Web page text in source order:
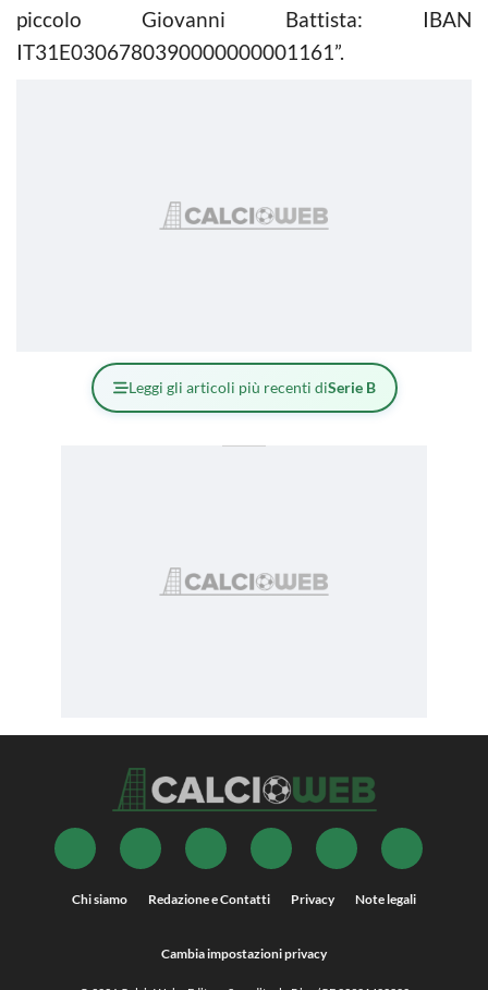
piccolo Giovanni Battista: IBAN
IT31E0306780390000000001161”.
Leggi gli articoli più recenti diSerie B
Chi siamo Redazione e Contatti Privacy Note legali
Cambia impostazioni privacy